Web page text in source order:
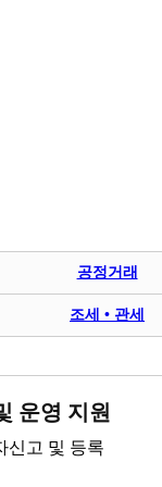
공정거래
조세 • 관세
운영 지원
신고 및 등록